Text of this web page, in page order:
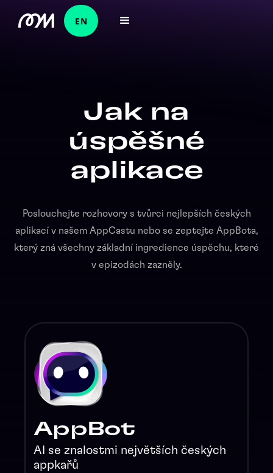
EN
Jak na
úspěšné
aplikace
Poslouchejte rozhovory s tvůrci nejlepších českých
aplikací v našem AppCastu nebo se zeptejte AppBota,
který zná všechny základní ingredience úspěchu, které
v epizodách zazněly.
AppBot
AI se znalostmi největších českých
appkařů